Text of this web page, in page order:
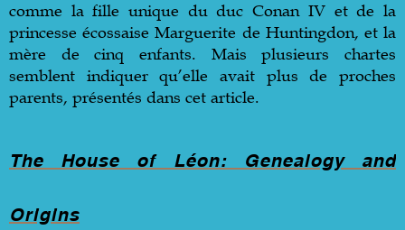
comme la fille unique du duc Conan IV et de la
princesse écossaise Marguerite de Huntingdon, et la
mère de cinq enfants. Mais plusieurs chartes
semblent indiquer qu’elle avait plus de proches
parents, présentés dans cet article.
The House of Léon: Genealogy and
Origins